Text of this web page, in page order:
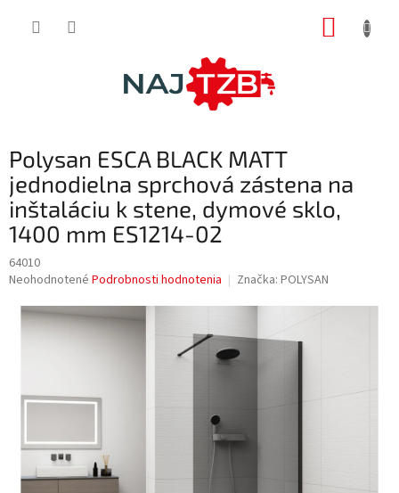
Polysan ESCA BLACK MATT
jednodielna sprchová zástena na
inštaláciu k stene, dymové sklo,
1400 mm ES1214-02
64010
Priemerné
produktu
hviezdičiek.
Neohodnotené Podrobnosti hodnotenia Značka: POLYSAN